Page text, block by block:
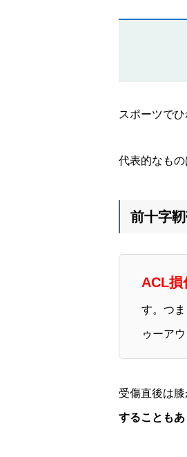
スポーツで
代表的なもの
前十字
ACL損
す。つ
ゥーア
受傷直後は
することもあ